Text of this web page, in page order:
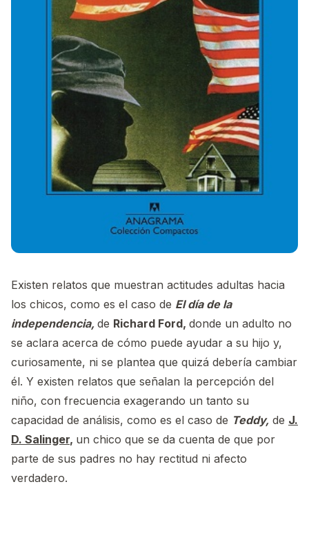
Existen relatos que muestran actitudes adultas hacia
los chicos, como es el caso de El día de la
independencia, de Richard Ford, donde un adulto no
se aclara acerca de cómo puede ayudar a su hijo y,
curiosamente, ni se plantea que quizá debería cambiar
él. Y existen relatos que señalan la percepción del
niño, con frecuencia exagerando un tanto su
capacidad de análisis, como es el caso de Teddy, de J.
D. Salinger, un chico que se da cuenta de que por
parte de sus padres no hay rectitud ni afecto
verdadero.